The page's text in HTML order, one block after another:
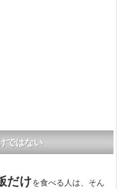
ではない
だけ を食べる人は、そん